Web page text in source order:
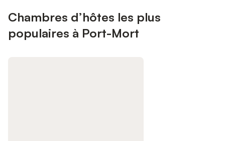
Chambres d’hôtes les plus
populaires à Port-Mort